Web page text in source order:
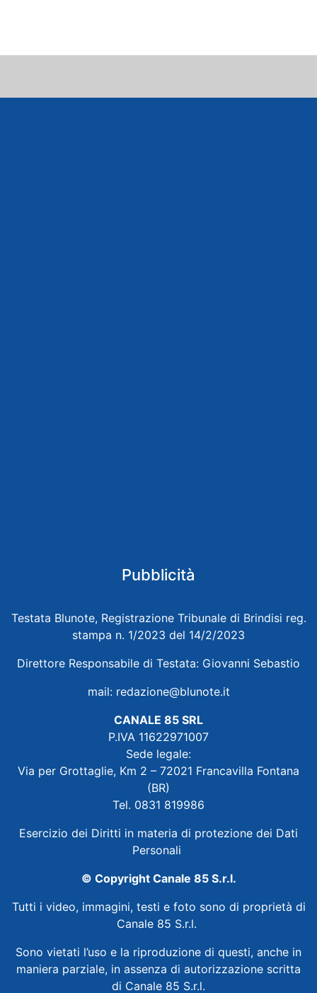
Pubblicità
Testata Blunote, Registrazione Tribunale di Brindisi reg.
stampa n. 1/2023 del 14/2/2023
Direttore Responsabile di Testata: Giovanni Sebastio
mail: redazione@blunote.it
CANALE 85 SRL
P.IVA 11622971007
Sede legale:
Via per Grottaglie, Km 2 – 72021 Francavilla Fontana
(BR)
Tel. 0831 819986
Esercizio dei Diritti in materia di protezione dei Dati
Personali
© Copyright Canale 85 S.r.l.
Tutti i video, immagini, testi e foto sono di proprietà di
Canale 85 S.r.l.
Sono vietati l’uso e la riproduzione di questi, anche in
maniera parziale, in assenza di autorizzazione scritta
di Canale 85 S.r.l.